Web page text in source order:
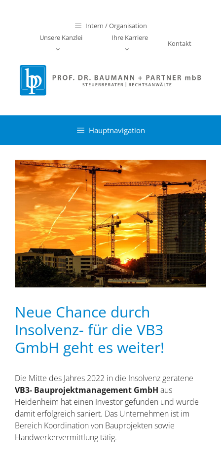
Intern / Organisation
Unsere Kanzlei
Ihre Karriere
Kontakt
Hauptnavigation
Neue Chance durch
Insolvenz- für die VB3
GmbH geht es weiter!
Die Mitte des Jahres 2022 in die Insolvenz geratene
VB3- Bauprojektmanagement GmbH aus
Heidenheim hat einen Investor gefunden und wurde
damit erfolgreich saniert. Das Unternehmen ist im
Bereich Koordination von Bauprojekten sowie
Handwerkervermittlung tätig.